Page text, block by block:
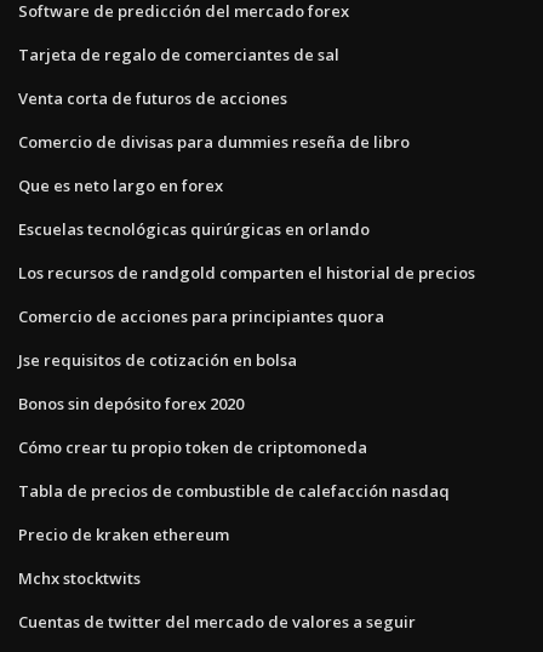
Software de predicción del mercado forex
Tarjeta de regalo de comerciantes de sal
Venta corta de futuros de acciones
Comercio de divisas para dummies reseña de libro
Que es neto largo en forex
Escuelas tecnológicas quirúrgicas en orlando
Los recursos de randgold comparten el historial de precios
Comercio de acciones para principiantes quora
Jse requisitos de cotización en bolsa
Bonos sin depósito forex 2020
Cómo crear tu propio token de criptomoneda
Tabla de precios de combustible de calefacción nasdaq
Precio de kraken ethereum
Mchx stocktwits
Cuentas de twitter del mercado de valores a seguir